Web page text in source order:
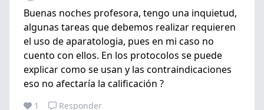
Buenas noches profesora, tengo una inquietud,
algunas tareas que debemos realizar requieren
el uso de aparatologia, pues en mi caso no
cuento con ellos. En los protocolos se puede
explicar como se usan y las contraindicaciones
eso no afectaría la calificación ?
1 Responder